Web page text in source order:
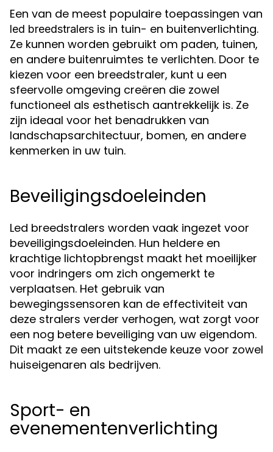
Een van de meest populaire toepassingen van
led breedstralers is in tuin- en buitenverlichting.
Ze kunnen worden gebruikt om paden, tuinen,
en andere buitenruimtes te verlichten. Door te
kiezen voor een breedstraler, kunt u een
sfeervolle omgeving creëren die zowel
functioneel als esthetisch aantrekkelijk is. Ze
zijn ideaal voor het benadrukken van
landschapsarchitectuur, bomen, en andere
kenmerken in uw tuin.
Beveiligingsdoeleinden
Led breedstralers worden vaak ingezet voor
beveiligingsdoeleinden. Hun heldere en
krachtige lichtopbrengst maakt het moeilijker
voor indringers om zich ongemerkt te
verplaatsen. Het gebruik van
bewegingssensoren kan de effectiviteit van
deze stralers verder verhogen, wat zorgt voor
een nog betere beveiliging van uw eigendom.
Dit maakt ze een uitstekende keuze voor zowel
huiseigenaren als bedrijven.
Sport- en
evenementenverlichting